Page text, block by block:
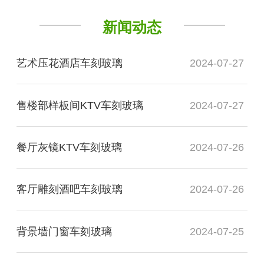
新闻动态
艺术压花酒店车刻玻璃 2024-07-27
售楼部样板间KTV车刻玻璃 2024-07-27
餐厅灰镜KTV车刻玻璃 2024-07-26
客厅雕刻酒吧车刻玻璃 2024-07-26
背景墙门窗车刻玻璃 2024-07-25